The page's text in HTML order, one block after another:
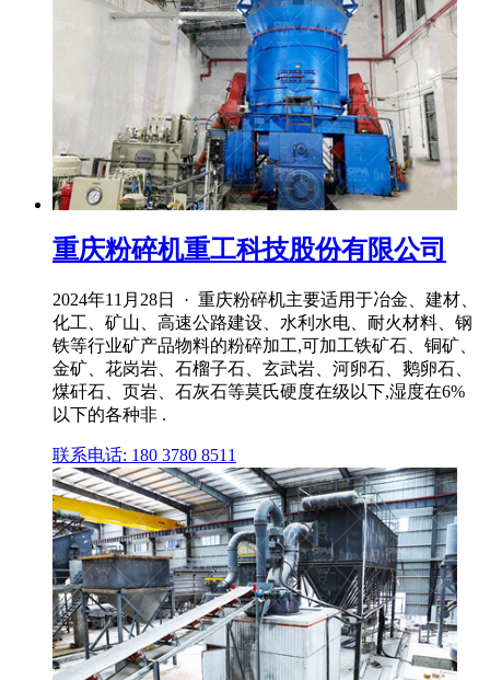
重庆粉碎机重工科技股份有限公司
2024年11月28日 · 重庆粉碎机主要适用于冶金、建材、
化工、矿山、高速公路建设、水利水电、耐火材料、钢
铁等行业矿产品物料的粉碎加工,可加工铁矿石、铜矿、
金矿、花岗岩、石榴子石、玄武岩、河卵石、鹅卵石、
煤矸石、页岩、石灰石等莫氏硬度在级以下,湿度在6%
以下的各种非 .
联系电话: 180 3780 8511